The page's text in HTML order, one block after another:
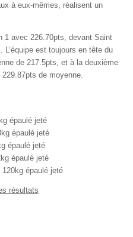
à eux-mêmes, réalisent un
1 avec 226.70pts, devant Saint
est toujours en tête du
de 217.5pts, et à la deuxième
229.87pts de moyenne.
épaulé jeté
épaulé jeté
épaulé jeté
épaulé jeté
épaulé jeté
résultats